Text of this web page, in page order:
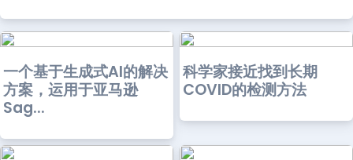
一个基于生成式AI的解决
方案，运用于亚马逊
Sag...
科学家接近找到长期
COVID的检测方法